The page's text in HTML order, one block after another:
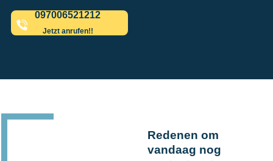
097006521212
Jetzt anrufen!!
Redenen om
vandaag nog